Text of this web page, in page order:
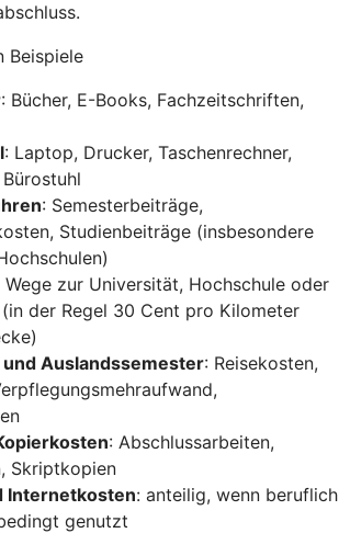
Beispiele
: Bücher, E-Books, Fachzeitschriften,
: Laptop, Drucker, Taschenrechner,
: Semesterbeiträge,
Studienbeiträge (insbesondere
Wege zur Universität, Hochschule oder
der Regel 30 Cent pro Kilometer
Auslandssemester: Reisekosten,
: Abschlussarbeiten,
Skriptkopien
Internetkosten: anteilig, wenn beruflich
genutzt